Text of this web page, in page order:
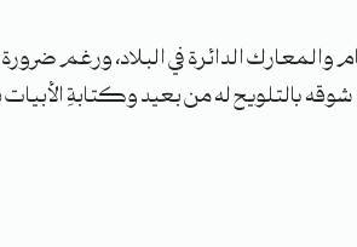
الدائرة في البلاد، ورغم ضرورة
بالتلويح له من بعيد وكتابةِ الأبيات